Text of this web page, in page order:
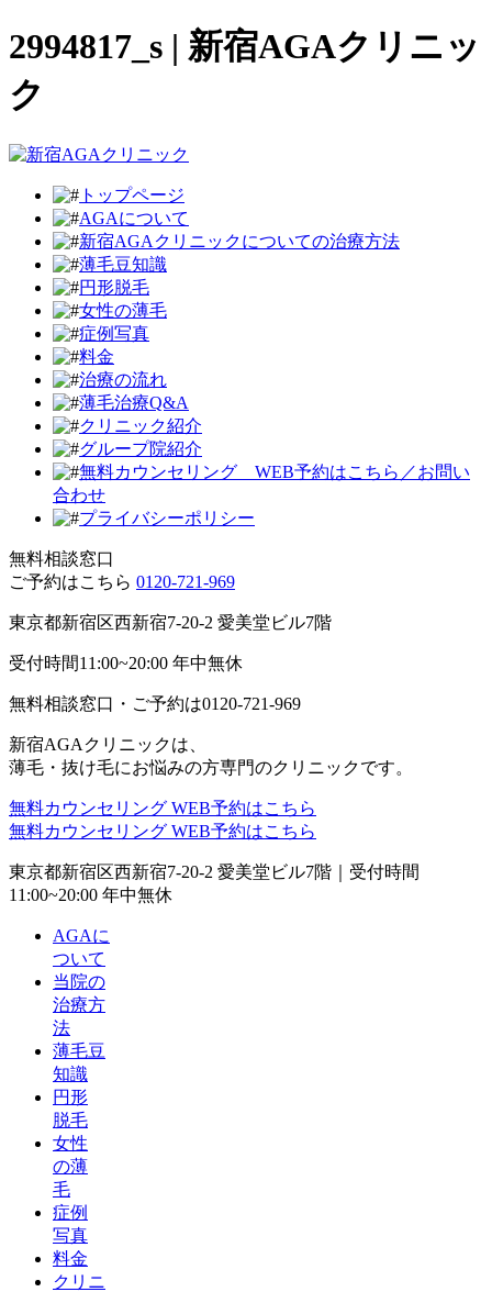
2994817_s | 新宿AGAクリニッ
ク
トップページ
AGAについて
新宿AGAクリニックについての治療方法
薄毛豆知識
円形脱毛
女性の薄毛
症例写真
料金
治療の流れ
薄毛治療Q&A
クリニック紹介
グループ院紹介
無料カウンセリング WEB予約はこちら／お問い
合わせ
プライバシーポリシー
無料相談窓口
ご予約はこちら 0120-721-969
東京都新宿区西新宿7-20-2 愛美堂ビル7階
受付時間11:00~20:00 年中無休
無料相談窓口・ご予約は0120-721-969
新宿AGAクリニックは、
薄毛・抜け毛にお悩みの方専門のクリニックです。
無料カウンセリング WEB予約はこちら
無料カウンセリング WEB予約はこちら
東京都新宿区西新宿7-20-2 愛美堂ビル7階｜ 受付時間
11:00~20:00 年中無休
AGAに
ついて
当院の
治療方
法
薄毛豆
知識
円形
脱毛
女性
の薄
毛
症例
写真
料金
クリニ